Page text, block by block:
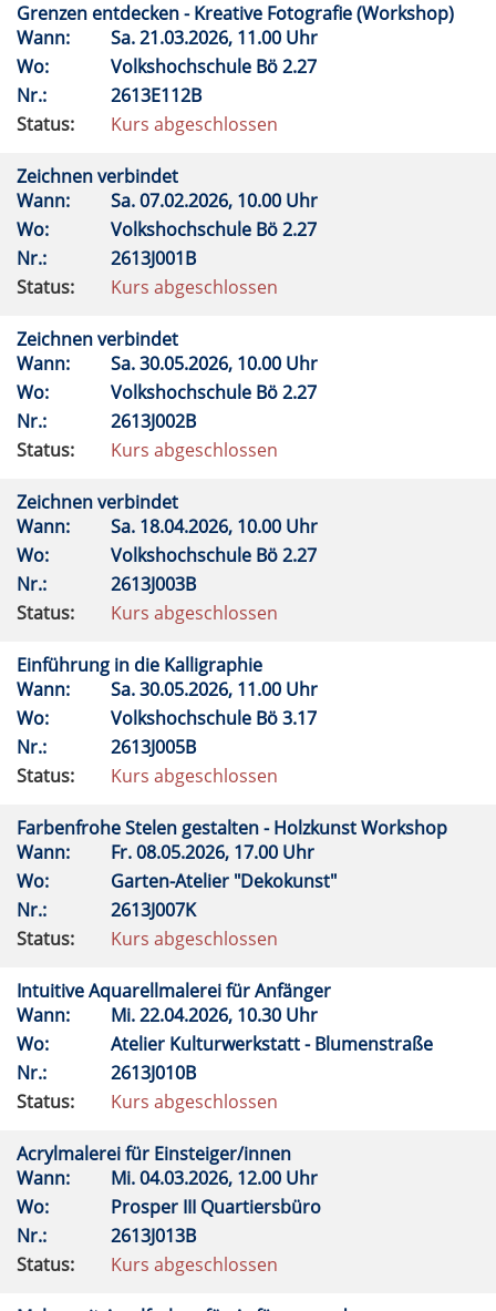
Grenzen entdecken - Kreative Fotografie (Workshop)
Wann:
Sa.21.03.2026, 11.00 Uhr
Wo:
Volkshochschule Bö 2.27
Nr.:
2613E112B
Status:
Kurs abgeschlossen
Zeichnen verbindet
Wann:
Sa.07.02.2026, 10.00 Uhr
Wo:
Volkshochschule Bö 2.27
Nr.:
2613J001B
Status:
Kurs abgeschlossen
Zeichnen verbindet
Wann:
Sa.30.05.2026, 10.00 Uhr
Wo:
Volkshochschule Bö 2.27
Nr.:
2613J002B
Status:
Kurs abgeschlossen
Zeichnen verbindet
Wann:
Sa. 18.04.2026, 10.00 Uhr
Wo:
Volkshochschule Bö 2.27
Nr.:
2613J003B
Status:
Kurs abgeschlossen
Einführung in die Kalligraphie
Wann:
Sa.30.05.2026, 11.00 Uhr
Wo:
Volkshochschule Bö 3.17
Nr.:
2613J005B
Status:
Kurs abgeschlossen
Farbenfrohe Stelen gestalten - Holzkunst Workshop
Wann:
Fr.08.05.2026, 17.00 Uhr
Wo:
Garten-Atelier "Dekokunst"
Nr.:
2613J007K
Status:
Kurs abgeschlossen
Intuitive Aquarellmalerei für Anfänger
Wann:
Mi.22.04.2026, 10.30 Uhr
Wo:
Atelier Kulturwerkstatt - Blumenstraße
Nr.:
2613J010B
Status:
Kurs abgeschlossen
Acrylmalerei für Einsteiger/innen
Wann:
Mi.04.03.2026, 12.00 Uhr
Wo:
Prosper III Quartiersbüro
Nr.:
2613J013B
Status:
Kurs abgeschlossen